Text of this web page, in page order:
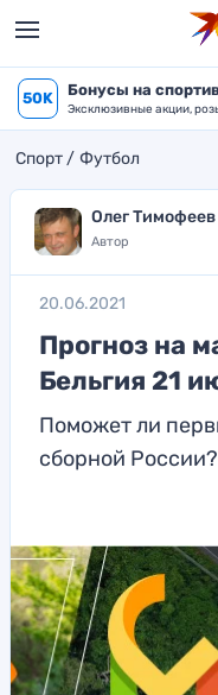
50K Бонусы на
Эксклюзивные акции,
Спорт Футбол
Олег Тимофеев
Автор
20.06.2021
Прогноз на
Бельгия 21
Поможет ли
сборной России?